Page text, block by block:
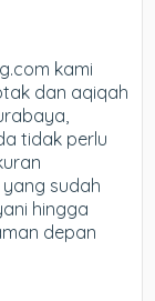
kami
dan aqiqah
tidak perlu
sudah
hingga
depan